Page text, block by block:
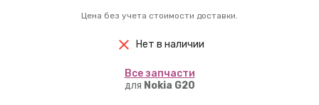
Цена без учета стоимости доставки.
Нет в наличии
Вcе запчасти
для Nokia G20